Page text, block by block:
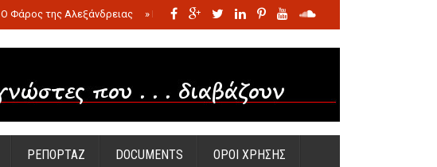
Ο Φάρος της Αλεξάνδρειας » Η σφαγή των νηπίων της Σάντας
ΡΕΠΟΡΤΑΖ DOCUMENTS ΟΡΟΙ ΧΡΗΣΗΣ